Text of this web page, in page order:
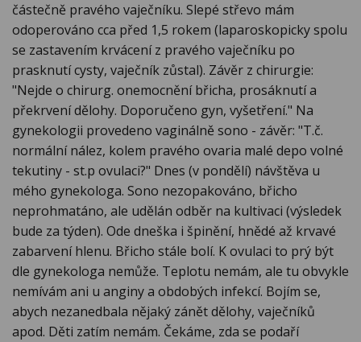
částečně pravého vaječníku. Slepé střevo mám
odoperováno cca před 1,5 rokem (laparoskopicky spolu
se zastavením krvácení z pravého vaječníku po
prasknutí cysty, vaječník zůstal). Závěr z chirurgie:
"Nejde o chirurg. onemocnění břicha, prosáknutí a
překrvení dělohy. Doporučeno gyn, vyšetření." Na
gynekologii provedeno vaginálně sono - závěr: "T.č.
normální nález, kolem pravého ovaria malé depo volné
tekutiny - st.p ovulaci?" Dnes (v pondělí) návštěva u
mého gynekologa. Sono nezopakováno, břicho
neprohmatáno, ale udělán odběr na kultivaci (výsledek
bude za týden). Ode dneška i špinění, hnědé až krvavé
zabarvení hlenu. Břicho stále bolí. K ovulaci to prý být
dle gynekologa nemůže. Teplotu nemám, ale tu obvykle
nemívám ani u anginy a obdobých infekcí. Bojím se,
abych nezanedbala nějaký zánět dělohy, vaječníků
apod. Děti zatím nemám. Čekáme, zda se podaří